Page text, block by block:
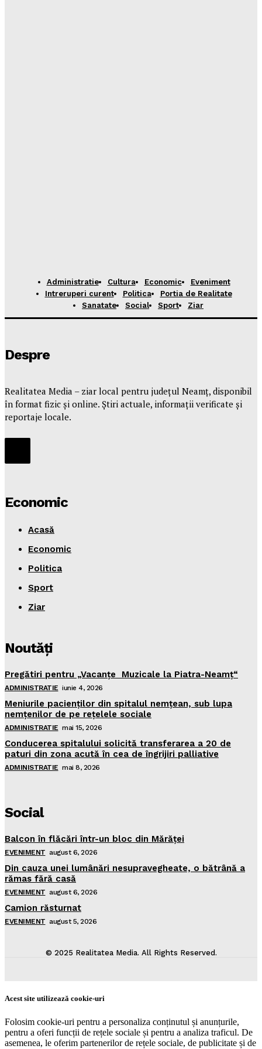
Administratie Cultura Economic
Eveniment
Intreruperi curent
Politica
Portia de Realitate
Sanatate
Social Sport Ziar
Despre
Realitatea Media – ziar local pentru județul Neamț, disponibil
în format fizic și online. Știri actuale, informații verificate și
reportaje locale.
Economic
Acasă
Economic
Politica
Sport
Ziar
Noutăţi
Pregătiri pentru „Vacanţe Muzicale la Piatra-Neamţ“
ADMINISTRATIE iunie 4, 2026
Meniurile pacienţilor din spitalul nemţean, sub lupa
nemţenilor de pe reţelele sociale
ADMINISTRATIE mai 15, 2026
Conducerea spitalului solicită transferarea a 20 de
paturi din zona acută în cea de îngrijiri palliative
ADMINISTRATIE mai 8, 2026
Social
Balcon în flăcări într-un bloc din Mărăţei
EVENIMENT august 6, 2026
Din cauza unei lumânări nesupravegheate, o bătrână a
rămas fără casă
EVENIMENT august 6, 2026
Camion răsturnat
EVENIMENT august 5, 2026
© 2025 Realitatea Media. All Rights Reserved.
Acest site utilizează cookie-uri
Folosim cookie-uri pentru a personaliza conținutul și anunțurile,
pentru a oferi funcții de rețele sociale și pentru a analiza traficul. De
asemenea, le oferim partenerilor de rețele sociale, de publicitate și de